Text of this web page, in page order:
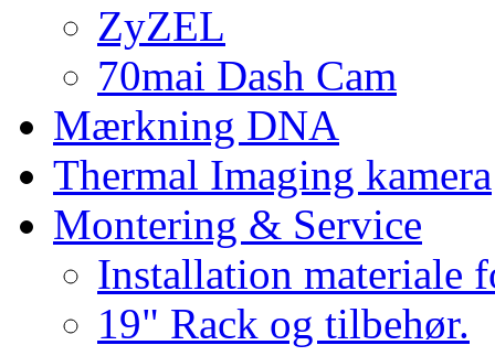
ZyZEL
70mai Dash Cam
Mærkning DNA
Thermal Imaging kamera
Montering & Service
Installation materiale
19" Rack og tilbehør.